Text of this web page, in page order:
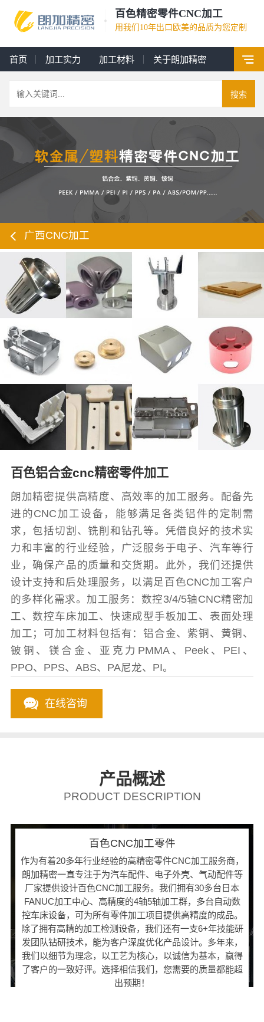
百色精密零件CNC加工
用我们10年出口欧美的品质为您定制
首页 加工实力 加工材料 关于朗加精密
搜索
广西CNC加工
百色铝合金cnc精密零件加工
朗加精密提供高精度、高效率的加工服务。配备先
进的CNC加工设备，能够满足各类铝件的定制需
求，包括切割、铣削和钻孔等。凭借良好的技术实
力和丰富的行业经验，广泛服务于电子、汽车等行
业，确保产品的质量和交货期。此外，我们还提供
设计支持和后处理服务，以满足百色CNC加工客户
的多样化需求。加工服务：数控3/4/5轴CNC精密加
工、数控车床加工、快速成型手板加工、表面处理
加工；可加工材料包括有：铝合金、紫铜、黄铜、
铍铜、镁合金、亚克力PMMA、Peek、PEI、
PPO、PPS、ABS、PA尼龙、PI。
在线咨询
产品概述
PRODUCT DESCRIPTION
百色CNC加工零件
作为有着20多年行业经验的高精密零件CNC加工服务商，
朗加精密一直专注于为汽车配件、电子外壳、气动配件等
厂家提供设计百色CNC加工服务。我们拥有30多台日本
FANUC加工中心、高精度的4轴5轴加工群，多台自动数
控车床设备，可为所有零件加工项目提供高精度的成品。
除了拥有高精的加工检测设备，我们还有一支6+年技能研
发团队钻研技术，能为客户深度优化产品设计。多年来，
我们以细节为理念，以工艺为核心，以诚信为基本，赢得
了客户的一致好评。选择相信我们，您需要的质量都能超
出预期！